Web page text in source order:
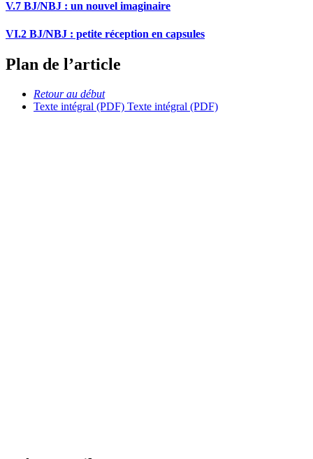
V.7 BJ/NBJ : un nouvel imaginaire
VI.2 BJ/NBJ : petite réception en capsules
Plan de l’article
Retour au début
Texte intégral (PDF) Texte intégral (PDF)